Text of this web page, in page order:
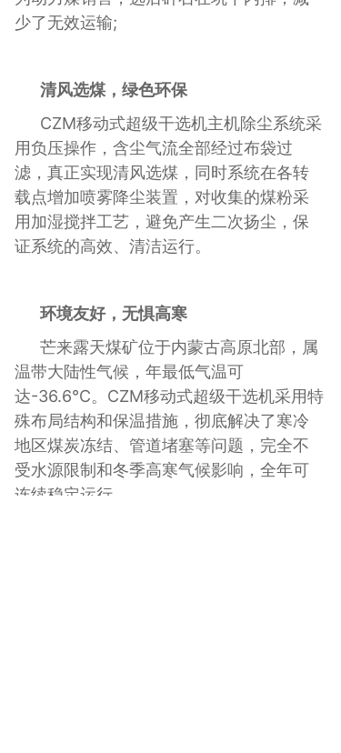
少了无效运输;
清风选煤，绿色环保
CZM移动式超级干选机主机除尘系统采
用负压操作，含尘气流全部经过布袋过
滤，真正实现清风选煤，同时系统在各转
载点增加喷雾降尘装置，对收集的煤粉采
用加湿搅拌工艺，避免产生二次扬尘，保
证系统的高效、清洁运行。
环境友好，无惧高寒
芒来露天煤矿位于内蒙古高原北部，属
温带大陆性气候，年最低气温可
达-36.6℃。CZM移动式超级干选机采用特
殊布局结构和保温措施，彻底解决了寒冷
地区煤炭冻结、管道堵塞等问题，完全不
受水源限制和冬季高寒气候影响，全年可
连续稳定运行。